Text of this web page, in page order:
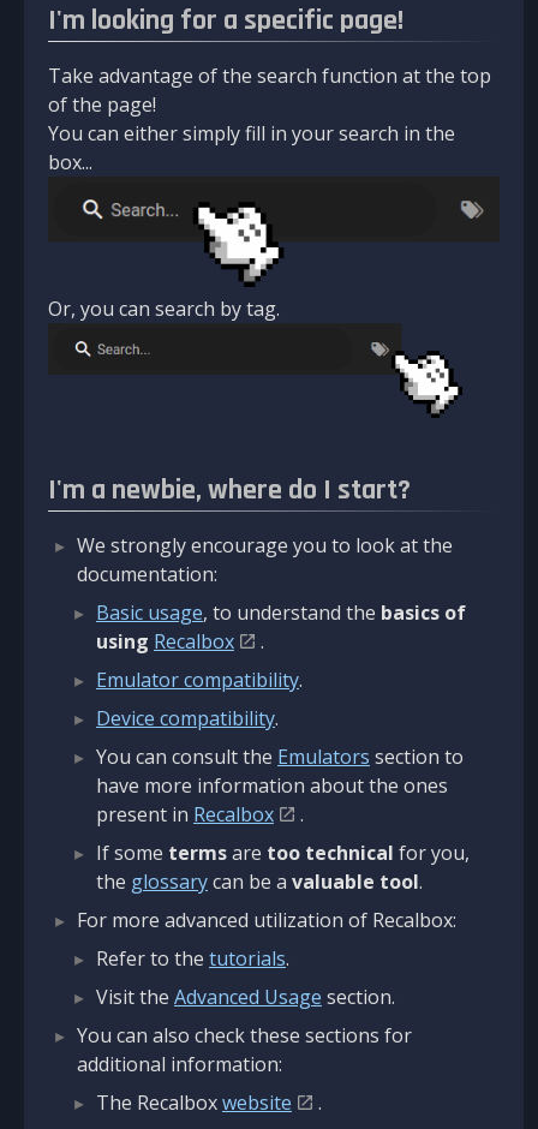
I'm looking for a specific page!
Take advantage of the search function at the top
of the page!
You can either simply fill in your search in the
box...
Or, you can search by tag.
I'm a newbie, where do I start?
We strongly encourage you to look at the
documentation:
Basic usage, to understand the basics of
using Recalbox
.
Emulator compatibility.
Device compatibility.
You can consult the Emulators section to
have more information about the ones
present in Recalbox
.
If some termsare too technical for you,
the glossarycan be a valuable tool.
For more advanced utilization of Recalbox:
Refer to the tutorials.
Visit the Advanced Usage section.
You can also check these sections for
additional information:
The Recalboxwebsite
.